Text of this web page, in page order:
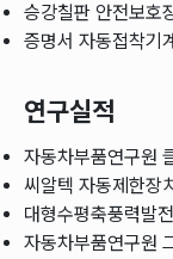
승강칠판 안전보호
증명서 자동접착기
연구실적
자동차부품연구원
씨알텍 자동제한장
대형수평축풍력발
자동차부품연구원